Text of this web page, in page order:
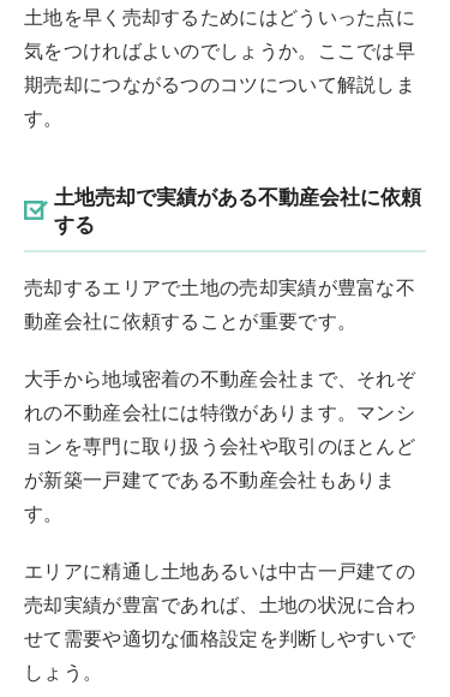
土地を早く売却するためにはどういった点に
気をつければよいのでしょうか。ここでは早
期売却につながるつのコツについて解説しま
す。
土地売却で実績がある不動産会社に依頼
する
売却するエリアで土地の売却実績が豊富な不
動産会社に依頼することが重要です。
大手から地域密着の不動産会社まで、それぞ
れの不動産会社には特徴があります。マンシ
ョンを専門に取り扱う会社や取引のほとんど
が新築一戸建てである不動産会社もありま
す。
エリアに精通し土地あるいは中古一戸建ての
売却実績が豊富であれば、土地の状況に合わ
せて需要や適切な価格設定を判断しやすいで
しょう。